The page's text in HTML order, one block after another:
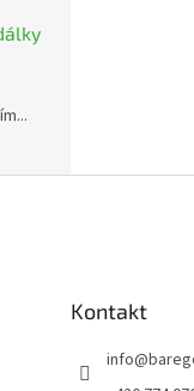
Kontakt
info@